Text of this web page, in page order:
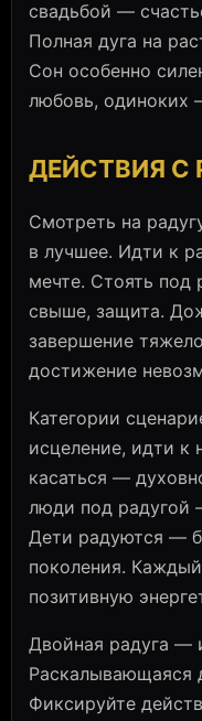
свадьбой —
Полная дуга на
Сон особенно
любовь, одиноких
ДЕЙСТВИЯ С
Смотреть на
в лучшее. Идти к
мечте. Стоять под
свыше, защита.
завершение
достижение
Категории
исцеление, идти к
касаться —
люди под радугой
Дети радуются —
поколения.
позитивную
Двойная радуга —
Раскалывающаяся
Фиксируйте